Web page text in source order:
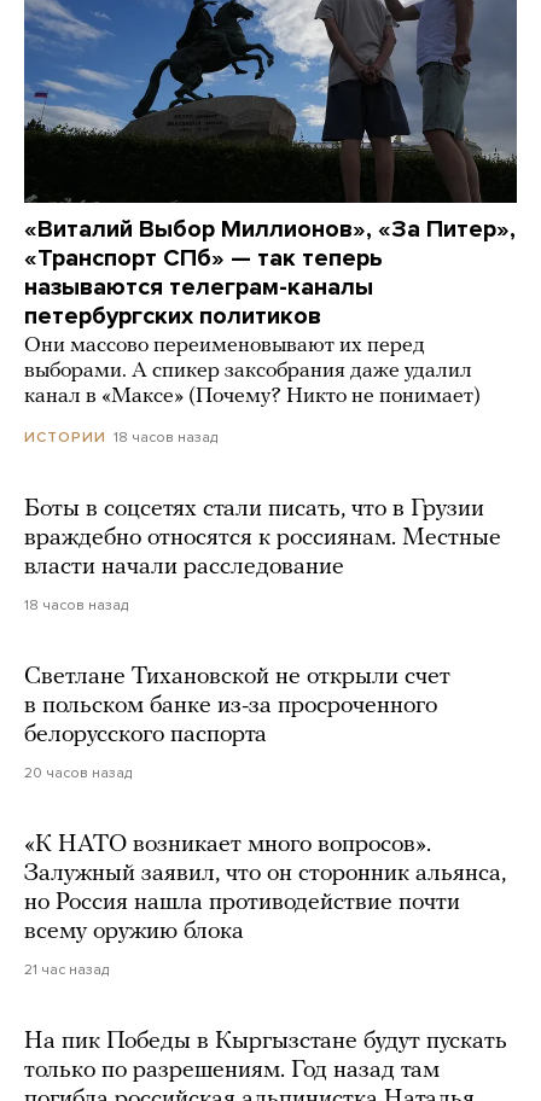
«Виталий Выбор Миллионов», «За Питер»,
«Транспорт СПб» — так теперь
называются телеграм-каналы
петербургских политиков
Они массово переименовывают их перед
выборами. А спикер заксобрания даже удалил
канал в «Максе» (Почему? Никто не понимает)
ИСТОРИИ 18 часов назад
Боты в соцсетях стали писать, что в Грузии
враждебно относятся к россиянам. Местные
власти начали расследование
18 часов назад
Светлане Тихановской не открыли счет
в польском банке из-за просроченного
белорусского паспорта
20 часов назад
«К НАТО возникает много вопросов».
Залужный заявил, что он сторонник альянса,
но Россия нашла противодействие почти
всему оружию блока
21 час назад
На пик Победы в Кыргызстане будут пускать
только по разрешениям. Год назад там